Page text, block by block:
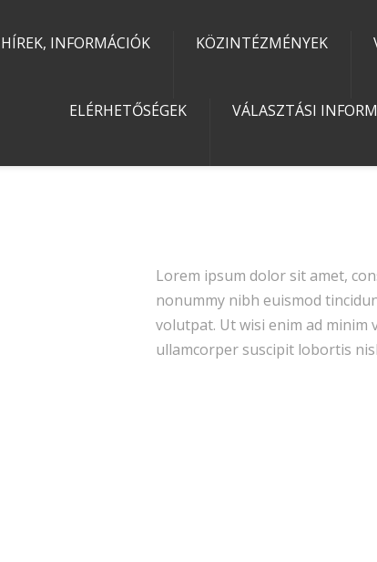
HÍREK, INFORMÁCIÓK KÖZINTÉZMÉNYEK
ELÉRHETŐSÉGEK VÁLASZTÁSI
Lorem ipsum dolor sit amet,
nonummy nibh euismod
volutpat. Ut wisi enim ad minim
ullamcorper suscipit lobortis